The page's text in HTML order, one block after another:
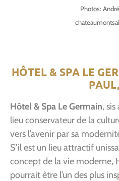
Photos:
HÔTEL & SPA LE
Hôtel & Spa Le Germain,
lieu conservateur de la
vers l’avenir par sa
S’il est un lieu attractif
concept de la vie moderne,
pourrait être l’un des plus